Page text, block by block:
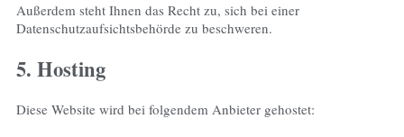
Außerdem steht Ihnen das Recht zu, sich bei einer
Datenschutzaufsichtsbehörde zu beschweren.
5. Hosting
Diese Website wird bei folgendem Anbieter gehostet: